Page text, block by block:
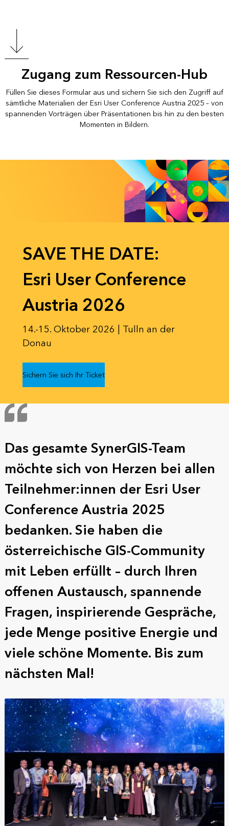
Zugang zum Ressourcen-Hub
Füllen Sie dieses Formular aus und sichern Sie sich den Zugriff auf
sämtliche Materialien der Esri User Conference Austria 2025 – von
spannenden Vorträgen über Präsentationen bis hin zu den besten
Momenten in Bildern.
SAVE THE DATE:
Esri User Conference
Austria 2026
14.-15. Oktober 2026 | Tulln an der
Donau
Sichern Sie sich Ihr Ticket
Das gesamte SynerGIS-Team
möchte sich von Herzen bei allen
Teilnehmer:innen der Esri User
Conference Austria 2025
bedanken. Sie haben die
österreichische GIS-Community
mit Leben erfüllt – durch Ihren
offenen Austausch, spannende
Fragen, inspirierende Gespräche,
jede Menge positive Energie und
viele schöne Momente. Bis zum
nächsten Mal!